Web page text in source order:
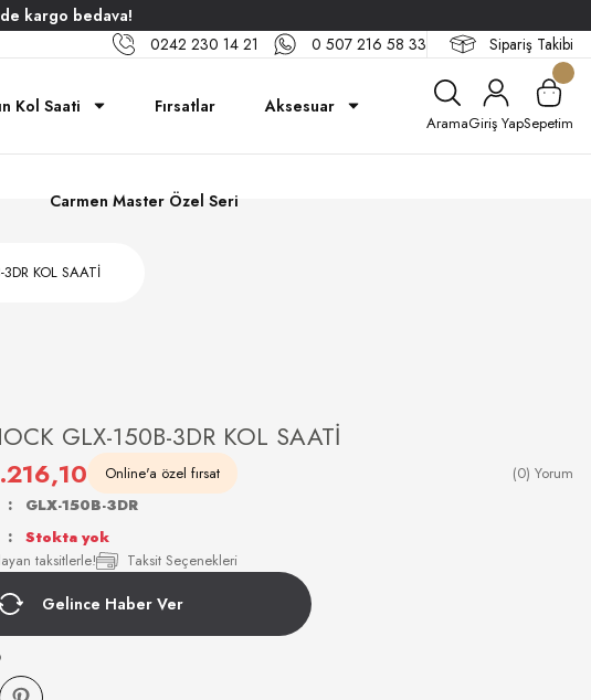
kargo bedava!
0242 230 14 21 0 507 216 58 33 Sipariş Takibi
Kol Saati Fırsatlar Aksesuar
Carmen Master Özel Seri
AramaGiriş YapSepetim
KOL SAATİ
GLX-150B-3DR KOL SAATİ
Online'a özel fırsat (0) Yorum
taksitlerle! Taksit Seçenekleri
GLX-150B-3DR
Stokta yok
Gelince Haber Ver